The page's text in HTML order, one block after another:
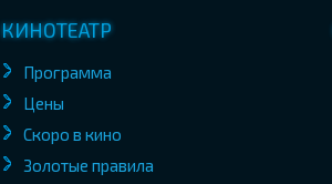
КИНОТЕАТР
Программа
Цены
Скоро в кино
Золотые правила